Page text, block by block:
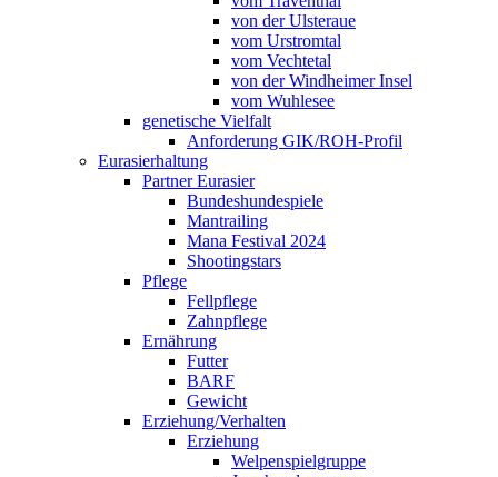
von der Ulsteraue
vom Urstromtal
vom Vechtetal
von der Windheimer Insel
vom Wuhlesee
genetische Vielfalt
Anforderung GIK/ROH-Profil
Eurasierhaltung
Partner Eurasier
Bundeshundespiele
Mantrailing
Mana Festival 2024
Shootingstars
Pflege
Fellpflege
Zahnpflege
Ernährung
Futter
BARF
Gewicht
Erziehung/Verhalten
Erziehung
Welpenspielgruppe